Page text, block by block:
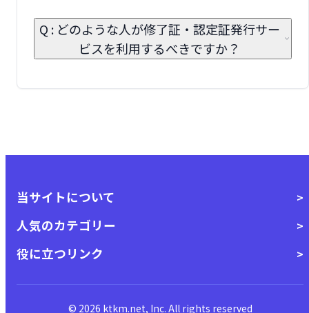
Q : どのような人が修了証・認定証発行サー
ビスを利用するべきですか？
当サイトについて
人気のカテゴリー
役に立つリンク
© 2026 ktkm.net, Inc. All rights reserved